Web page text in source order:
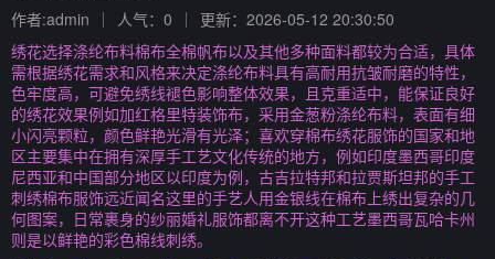
作者:admin 人气：0
更新：2026-05-12 20:30:50
绣花选择涤纶布料棉布全棉帆布以及其他多种面料都较为合适，具体
需根据绣花需求和风格来决定涤纶布料具有高耐用抗皱耐磨的特性，
色牢度高，可避免绣线褪色影响整体效果，且克重适中，能保证良好
的绣花效果例如加红格里特装饰布，采用金葱粉涤纶布料，表面有细
小闪亮颗粒，颜色鲜艳光滑有光泽；喜欢穿棉布绣花服饰的国家和地
区主要集中在拥有深厚手工艺文化传统的地方，例如印度墨西哥印度
尼西亚和中国部分地区以印度为例，古吉拉特邦和拉贾斯坦邦的手工
刺绣棉布服饰远近闻名这里的手艺人用金银线在棉布上绣出复杂的几
何图案，日常裹身的纱丽婚礼服饰都离不开这种工艺墨西哥瓦哈卡州
则是以鲜艳的彩色棉线刺绣。